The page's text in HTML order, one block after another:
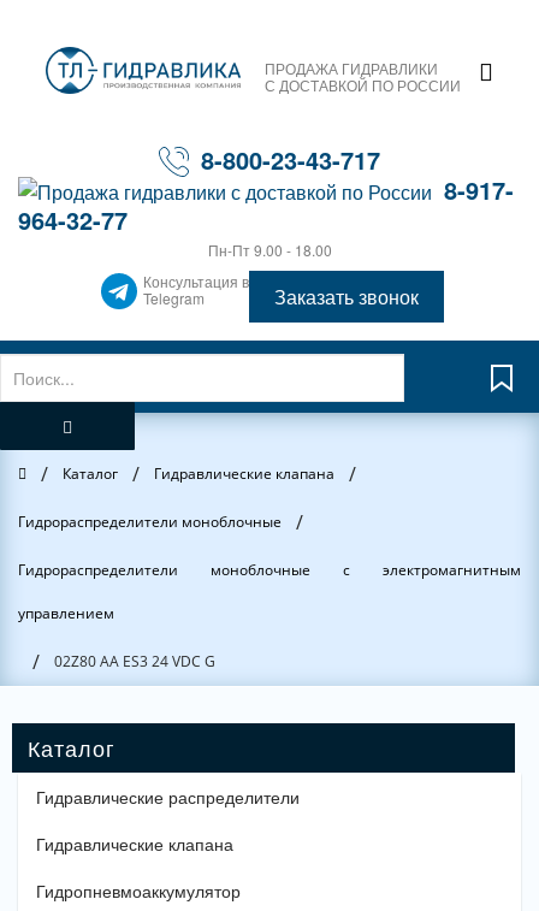
ПРОДАЖА ГИДРАВЛИКИ
С ДОСТАВКОЙ ПО РОССИИ
8-800-23-43-717
8-917-
964-32-77
Пн-Пт 9.00 - 18.00
Консультация в
Telegram
Заказать звонок
Главная
/ Каталог / Гидравлические клапана /
Гидрораспределители моноблочные /
Гидрораспределители моноблочные с электромагнитным
управлением
/ 02Z80 AA ES3 24 VDC G
Гидравлические распределители
Гидравлические клапана
Гидропневмоаккумулятор